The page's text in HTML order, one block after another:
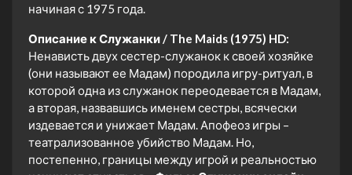
начиная с 1975 года.
Описание к Служанки / The Maids (1975) HD:
Ненависть двух сестер-служанок к своей хозяйке
(они называют ее Мадам) породила игру-ритуал, в
которой одна из служанок переодевается в Мадам,
а вторая, назвавшись именем сестры, всячески
издевается и унижает Мадам. Апофеоз игры –
театрализованное убийство Мадам. Но,
постепенно, границы между игрой и реальностью